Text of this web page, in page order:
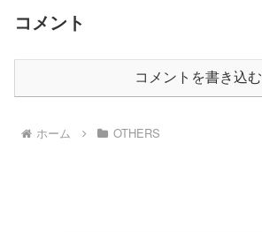
コメント
コメントを書き込む
ホーム OTHERS